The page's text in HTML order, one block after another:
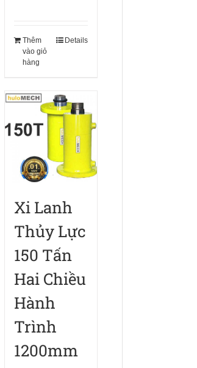
Thêm
vào giỏ
hàng
Details
Xi Lanh
Thủy Lực
150 Tấn
Hai Chiều
Hành
Trình
1200mm